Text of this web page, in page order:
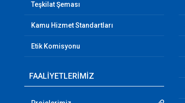
Teşkilat Şeması
Kamu Hizmet Standartları
Etik Komisyonu
FAALİYETLERİMİZ